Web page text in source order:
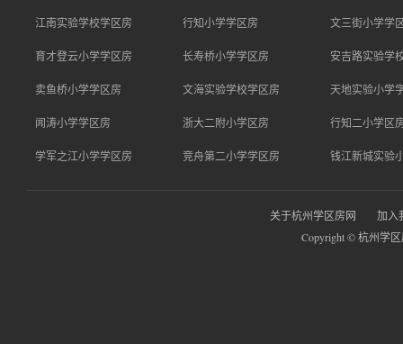
江南实验学校学区房 行知小学学区房 文三街小学学
育才登云小学学区房 长寿桥小学学区房 安吉路实验学
卖鱼桥小学学区房 文海实验学校学区房 天地实验小学
闻涛小学学区房 浙大二附小学区房 行知二小学区
学军之江小学学区房 竞舟第二小学学区房 钱江新城实验
关于杭州学区房网
加入
Copyright © 杭州学